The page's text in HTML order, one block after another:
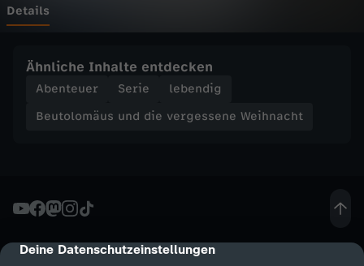
cmp-dialog-description
Deine Datenschutzeinstellungen
n
d
d
v
e
Details
Ähnliche Inhalte entdecken
Abenteuer Serie
lebendig
Beutolomäus und die vergessene Weihnacht